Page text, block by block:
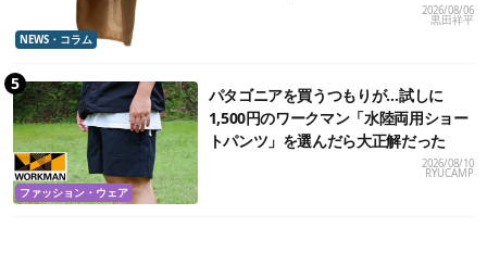
NEWS・コラム
2026/08/06
黒田祥平
ファッション・ウェア
パタゴニアを買うつもりが…試しに
1,500円のワークマン「水陸両用ショー
トパンツ」を選んだら大正解だった
2026/08/10
RYUCAMP